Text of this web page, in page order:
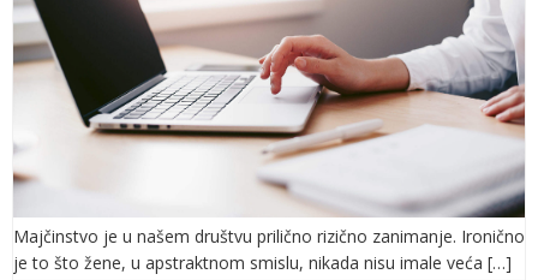
Majčinstvo je u našem društvu prilično rizično zanimanje. Ironično
je to što žene, u apstraktnom smislu, nikada nisu imale veća […]